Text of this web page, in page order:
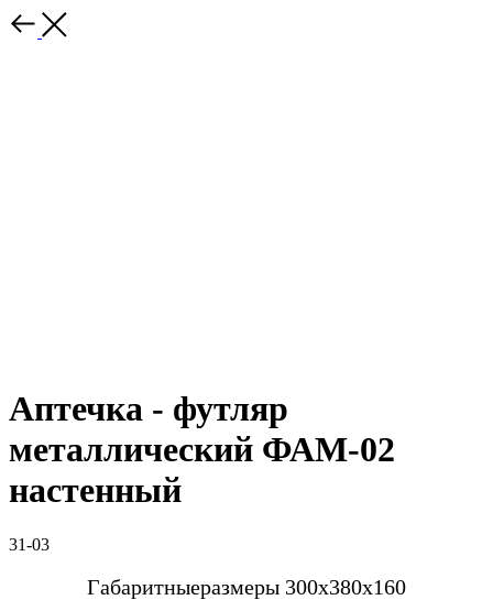
Аптечка - футляр
металлический ФАМ-02
настенный
31-03
Габаритныеразмеры 300х380х160